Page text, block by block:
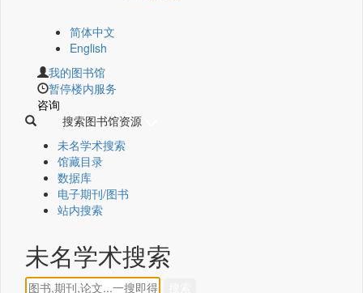
简体中文
English
我的图书馆
暂停楼内服务
咨询
搜索图书馆资源
未名学术搜索
馆藏目录
数据库
电子期刊/图书
站内搜索
未名学术搜索